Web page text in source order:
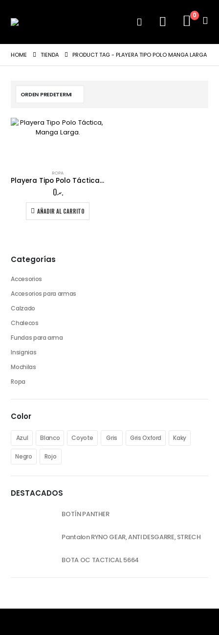
0
HOME TIENDA PRODUCT TAG -PLAYERA TIPO POLO MANGA LARGA
ROPA
Playera Tipo Polo Táctica, Manga Larga.
.ރ0
AÑADIR AL CARRITO
Categorías
Accesorios
Accesorios para armas
Calzado
Chalecos
Fundas para arma
Insignias
Mochilas
Ropa
Color
Azul Blanco Coyote Gris Gris Oxford Kaky
Negro Rojo
DESTACADOS
BOTÍN PANTHER
Pantalon RYNO GEAR, ANTI DESGARRE, STRECH
BOTA OC TACTICAL 5664